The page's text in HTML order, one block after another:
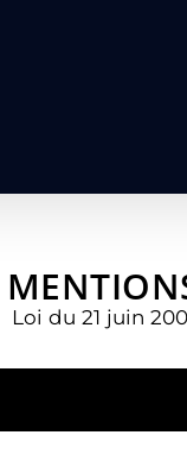
Loi du 21 juin